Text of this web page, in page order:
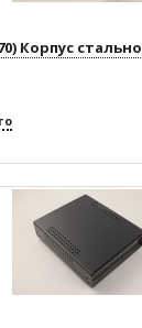
Корпус